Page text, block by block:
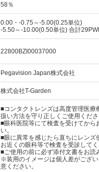
58％
0.00・-0.75～-5.00(0.25単位)
-5.50～-10.00(0.50単位) 合計
22800BZI00037000
Pegavision Japan株式会社
株式会社T-Garden
■コンタクトレンズは高度管理医療
扱い方法を守り正しくご使用くださ
■眼科医院等にて検査を受けてから
い。
■眼に異常を感じたら直ちにレンズ
お近くの眼科等で検査を受診してく
■ご使用の前に必ず添付文書をお読
※装用のイメージは個人差がござ
意ください。